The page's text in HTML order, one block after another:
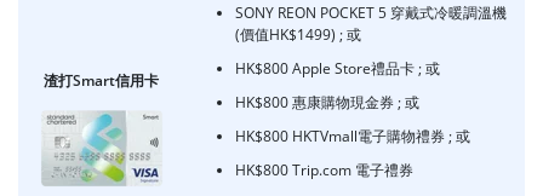
渣打Smart信用卡
SONY REON POCKET 5 穿戴式冷暖調溫機
(價值HK$1499) ; 或
HK$800 Apple Store禮品卡 ; 或
HK$800 惠康購物現金券 ; 或
HK$800 HKTVmall電子購物禮券 ; 或
HK$800 Trip.com 電子禮券